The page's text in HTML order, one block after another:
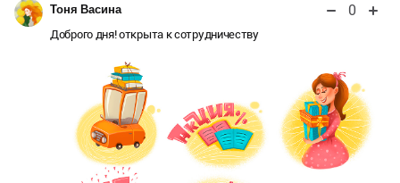
Тоня Васина 0
Доброго дня! открыта к сотрудничеству